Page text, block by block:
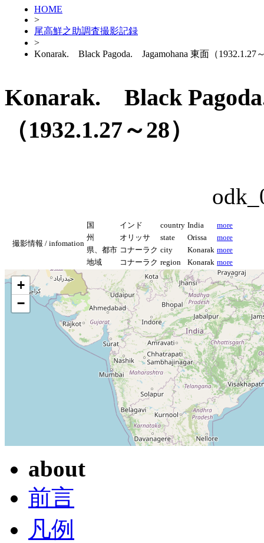
HOME
>
尾高鮮之助調査撮影記録
>
Konarak. Black Pagoda. Jagamohana 東面（1932.1.27
Konarak. Black
（1932.1.27～28）
撮影情報 / infomation
国 インド country India
more
州
オリッサ state Orissa
more
県、都市 コナーラク city Konarak more
地域
コナーラク region Konarak more
+
−
about
前言
凡例